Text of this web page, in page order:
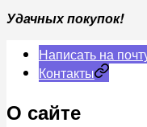
Удачных покупок!
Написать на
Контакты
О сайте